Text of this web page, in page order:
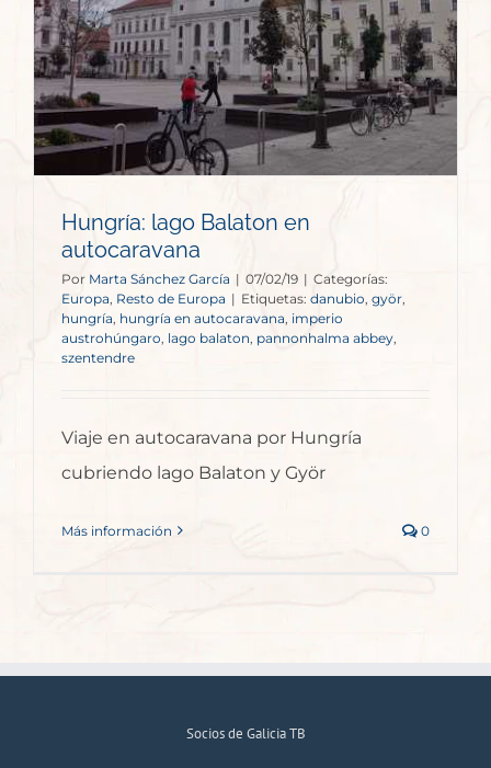
Hungría: lago Balaton en
autocaravana
Por Marta Sánchez García | 07/02/19 | Categorías:
Europa Resto de Europa | Etiquetas: danubio, györ,
hungría hungría en autocaravana, imperio
austrohúngaro, lago balaton pannonhalma abbey
szentendre
Viaje en autocaravana por Hungría
cubriendo lago Balaton y Györ
Más información 0
Socios de Galicia TB